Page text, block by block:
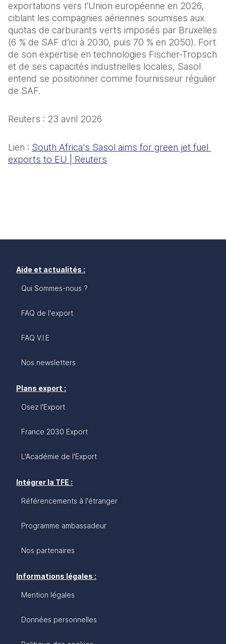
exportations vers l’Union européenne en 2026,
ciblant les compagnies aériennes soumises aux
quotas de carburants verts imposés par Bruxelles
(6 % de SAF d’ici à 2030, puis 70 % en 2050). Fort
de son expertise en technologies Fischer-Tropsch
et de ses capacités industrielles locales, Sasol
entend se positionner comme fournisseur régulier
de SAF.
Reuters : 23 avril 2026
Lien : South Africa's Sasol aims for green jet fuel
exports to EU | Reuters
Aide et actualités :
Qui Sommes-nous ?
FAQ de l'export
FAQ V.I.E
Nos newsletters
Plans export :
Osez l'Export
France 2030 Export
L'Académie de l'Export
Intégrer la TFE :
Référencements à l'étranger
Programme ambassadeur
Nos partenaires
Informations légales :
Mention légales
Données personnelles